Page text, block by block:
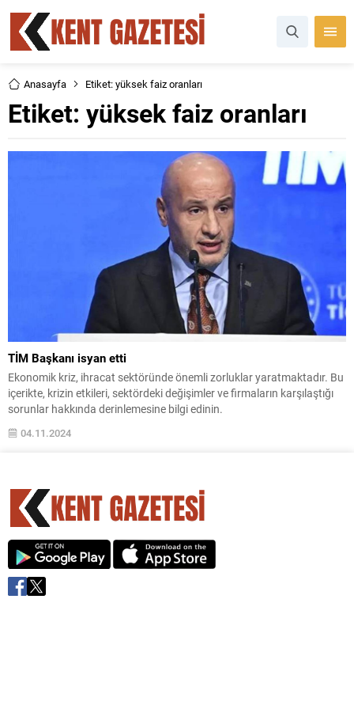
Anasayfa Etiket: yüksek faiz oranları
Etiket: yüksek faiz oranları
TİM Başkanı isyan etti
Ekonomik kriz, ihracat sektöründe önemli zorluklar yaratmaktadır. Bu
içerikte, krizin etkileri, sektördeki değişimler ve firmaların karşılaştığı
sorunlar hakkında derinlemesine bilgi edinin.
04.11.2024